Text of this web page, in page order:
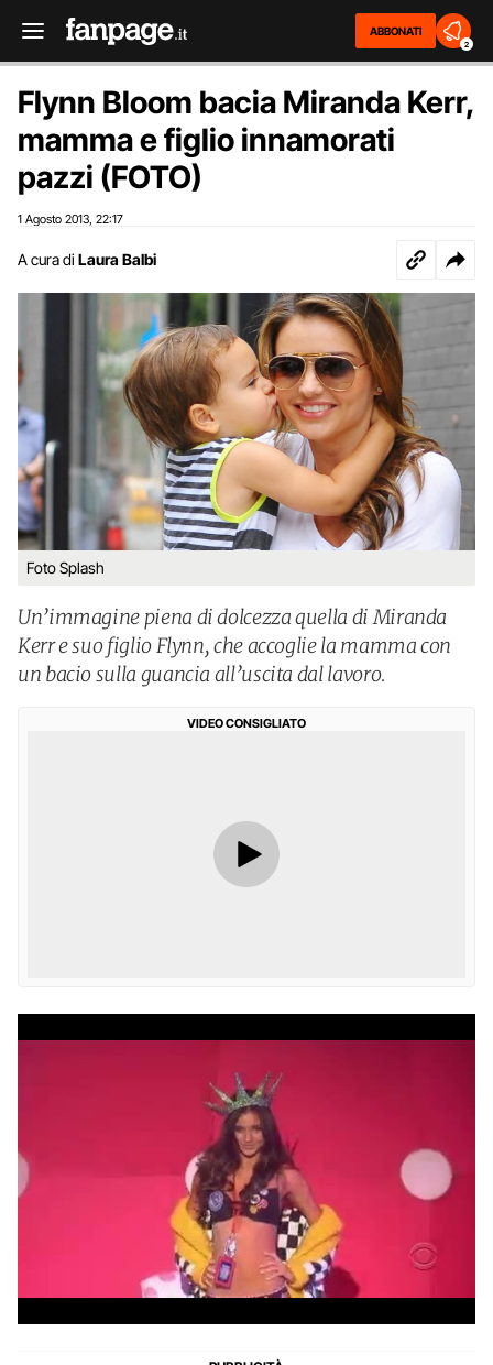
ABBONATI
2
Flynn Bloom bacia Miranda Kerr,
mamma e figlio innamorati
pazzi (FOTO)
1 Agosto 2013 22:17
A cura di Laura Balbi
Foto Splash
Un’immagine piena di dolcezza quella di Miranda
Kerr e suo figlio Flynn, che accoglie la mamma con
un bacio sulla guancia all’uscita dal lavoro.
VIDEO CONSIGLIATO